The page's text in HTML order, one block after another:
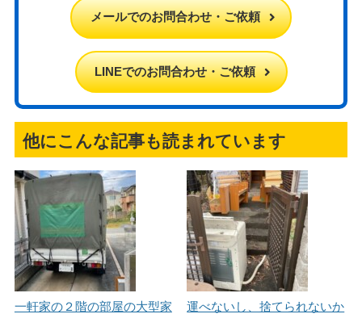
メールでのお問合わせ・ご依頼
LINEでのお問合わせ・ご依頼
他にこんな記事も読まれています
一軒家の２階の部屋の大型家
運べないし、捨てられないか